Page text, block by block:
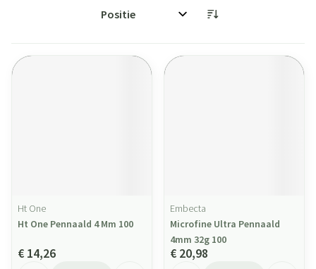
Sorteer op:
Ht One
Ht One Pennaald 4 Mm 100
€ 14,26
Embecta
Microfine Ultra Pennaald
4mm 32g 100
€ 20,98